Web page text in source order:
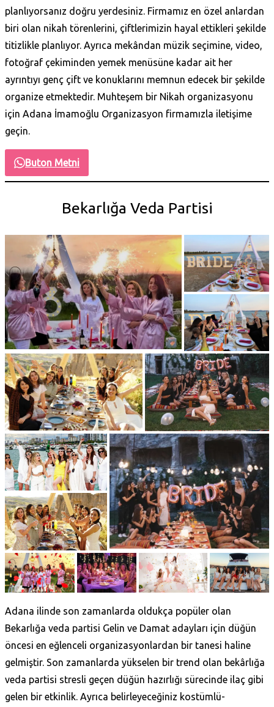
planlıyorsanız doğru yerdesiniz. Firmamız en özel anlardan
biri olan nikah törenlerini, çiftlerimizin hayal ettikleri şekilde
titizlikle planlıyor. Ayrıca mekândan müzik seçimine, video,
fotoğraf çekiminden yemek menüsüne kadar ait her
ayrıntıyı genç çift ve konuklarını memnun edecek bir şekilde
organize etmektedir. Muhteşem bir Nikah organizasyonu
için Adana İmamoğlu Organizasyon firmamızla iletişime
geçin.
Buton Metni
Bekarlığa Veda Partisi
Adana ilinde son zamanlarda oldukça popüler olan
Bekarlığa veda partisi Gelin ve Damat adayları için düğün
öncesi en eğlenceli organizasyonlardan bir tanesi haline
gelmiştir. Son zamanlarda yükselen bir trend olan bekârlığa
veda partisi stresli geçen düğün hazırlığı sürecinde ilaç gibi
gelen bir etkinlik. Ayrıca belirleyeceğiniz kostümlü-